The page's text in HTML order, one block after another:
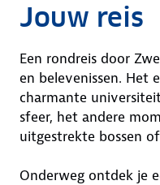
Jouw reis
Een rondreis door
en belevenissen. Het
charmante
sfeer, het andere
uitgestrekte bossen
Onderweg ontdek je